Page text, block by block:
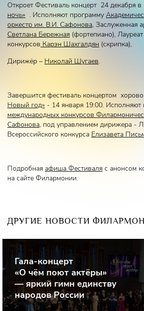
Откроет Фестиваль концерт 24 декабря в
ночь» . Исполняют программу
оркестр им. В.И. Сафонова, Заслуженная
Светлана Бережная (фортепиано),
конкурсов Карэн Шахгалдян (скрипка),
Дирижёр – Николай Шугаев.
Завершится фестиваль концертом
Новый год» - 14 января 19:00. Исполняют
международных конкурсов
Сафонова, под управлением дирижера -
Всероссийского конкурса Елизавета
Подробная афиша Фестиваля с анонсом
на сайте Филармонии.
ДРУГИЕ НОВОСТИ
Гала-концерт
«О чём поют актёры»
— яркий гимн единству
народов России